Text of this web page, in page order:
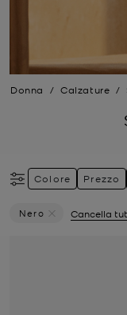
Donna / Calzature /
Colore Prezzo
Nero
Cancella